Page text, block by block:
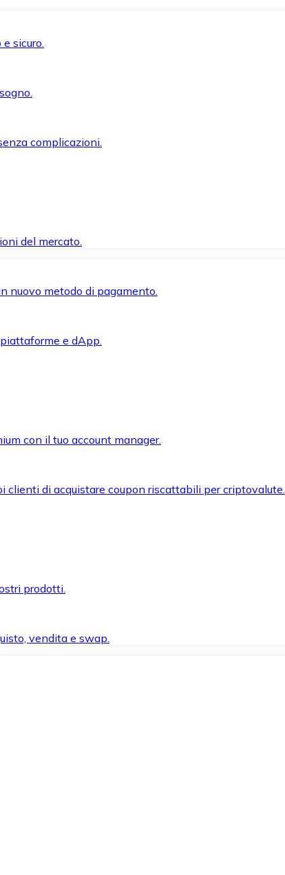
sicuro.
complicazioni.
del mercato.
nuovo metodo di pagamento.
e dApp.
con il tuo account manager.
di acquistare coupon riscattabili per criptovalute.
prodotti.
vendita e swap.